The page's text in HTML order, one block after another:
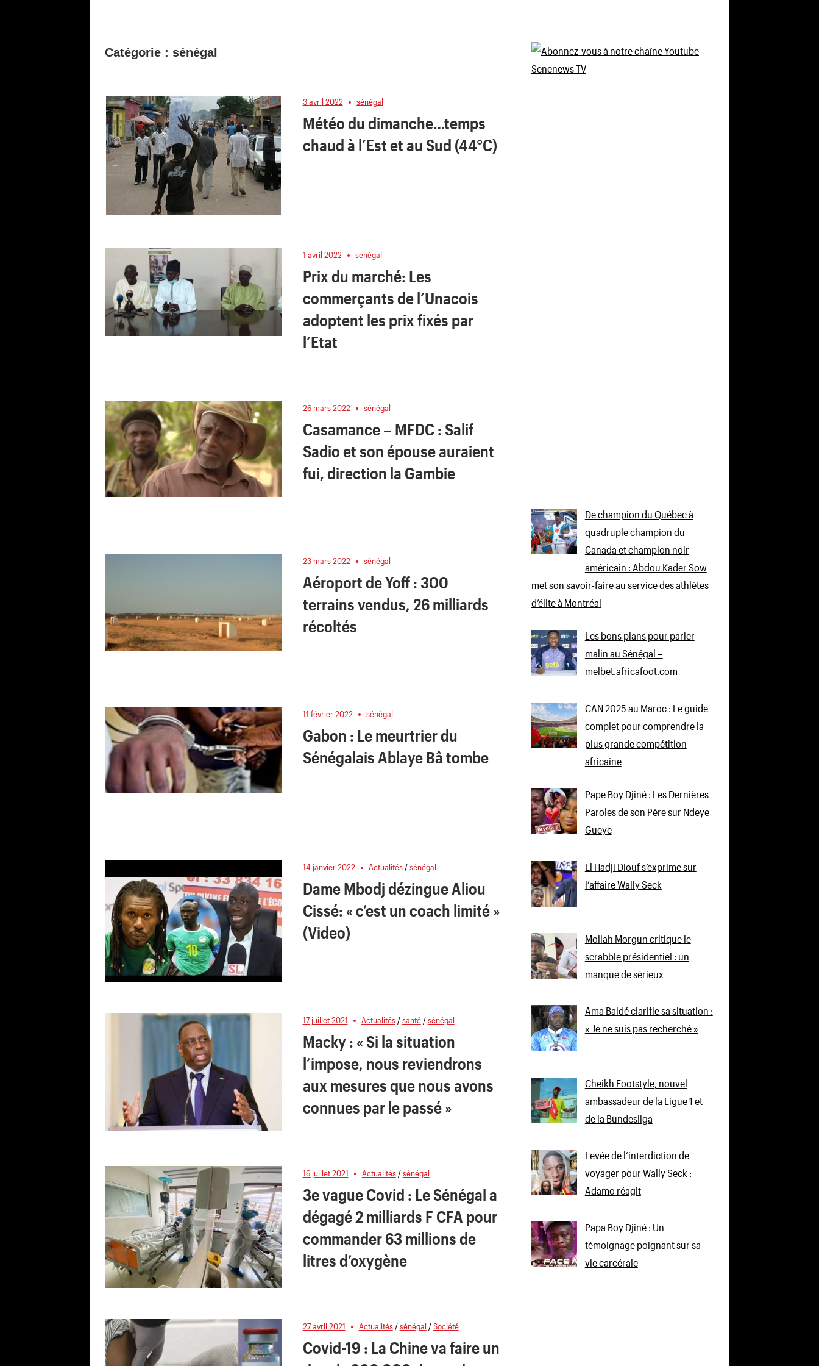
Catégorie : sénégal
3 avril 2022 sénégal
Météo du dimanche…temps
chaud à l’Est et au Sud (44°C)
1 avril 2022 sénégal
Prix du marché: Les
commerçants de l’Unacois
adoptent les prix fixés par
l’Etat
26 mars 2022 sénégal
Casamance – MFDC : Salif
Sadio et son épouse auraient
fui, direction la Gambie
23 mars 2022 sénégal
Aéroport de Yoff : 300
terrains vendus, 26 milliards
récoltés
11 février 2022 sénégal
Gabon : Le meurtrier du
Sénégalais Ablaye Bâ tombe
14 janvier 2022 Actualités/sénégal
Dame Mbodj dézingue Aliou
Cissé: « c’est un coach limité »
(Video)
17 juillet 2021 Actualités/santé/sénégal
Macky : « Si la situation
l’impose, nous reviendrons
aux mesures que nous avons
connues par le passé »
16 juillet 2021 Actualités/sénégal
3e vague Covid : Le Sénégal a
dégagé 2 milliards F CFA pour
commander 63 millions de
litres d’oxygène
27 avril 2021 Actualités/sénégal/Société
Covid-19 : La Chine va faire un
De champion du Québec à
quadruple champion du
Canada et champion noir
américain : Abdou Kader Sow
met son savoir-faire au service des athlètes
d’élite à Montréal
Les bons plans pour parier
malin au Sénégal –
melbet.africafoot.com
CAN 2025 au Maroc : Le guide
complet pour comprendre la
plus grande compétition
africaine
Pape Boy Djiné : Les Dernières
Paroles de son Père sur Ndeye
Gueye
El Hadji Diouf s’exprime sur
l’affaire Wally Seck
Mollah Morgun critique le
scrabble présidentiel : un
manque de sérieux
Ama Baldé clarifie sa situation :
« Je ne suis pas recherché »
Cheikh Footstyle, nouvel
ambassadeur de la Ligue 1 et
de la Bundesliga
Levée de l’interdiction de
voyager pour Wally Seck :
Adamo réagit
Papa Boy Djiné : Un
témoignage poignant sur sa
vie carcérale